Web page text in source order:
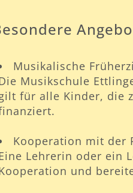
Musikalische
Musikschule
für alle Kinder, die
Kooperation mit der
Lehrerin oder ein
und